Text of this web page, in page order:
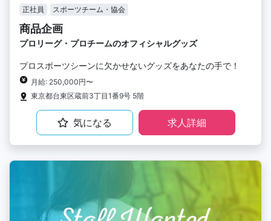
正社員 スポーツチーム・協会
商品企画
プロリーグ・プロチームのオフィシャルグッズ
プロスポーツシーンに欠かせないグッズをあなたの手で！
月給: 250,000円〜
東京都台東区蔵前3丁目1番9号 5階
気になる 求人詳細